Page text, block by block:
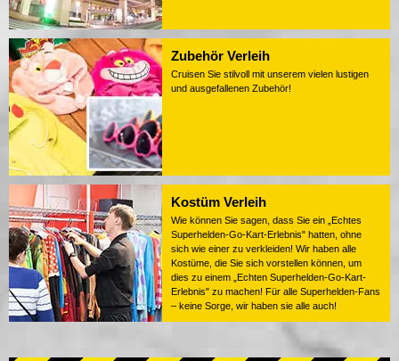
Zubehör Verleih
Cruisen Sie stilvoll mit unserem vielen lustigen
und ausgefallenen Zubehör!
Kostüm Verleih
Wie können Sie sagen, dass Sie ein „Echtes
Superhelden-Go-Kart-Erlebnis" hatten, ohne
sich wie einer zu verkleiden! Wir haben alle
Kostüme, die Sie sich vorstellen können, um
dies zu einem „Echten Superhelden-Go-Kart-
Erlebnis" zu machen! Für alle Superhelden-Fans
– keine Sorge, wir haben sie alle auch!